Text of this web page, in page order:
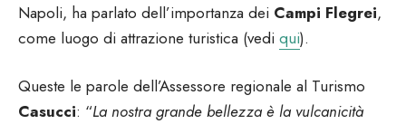
Napoli, ha parlato dell’importanza dei Campi Flegrei,
come luogo di attrazione turistica (vedi qui).
Queste le parole dell’Assessore regionale al Turismo
Casucci: “La nostra grande bellezza è la vulcanicità